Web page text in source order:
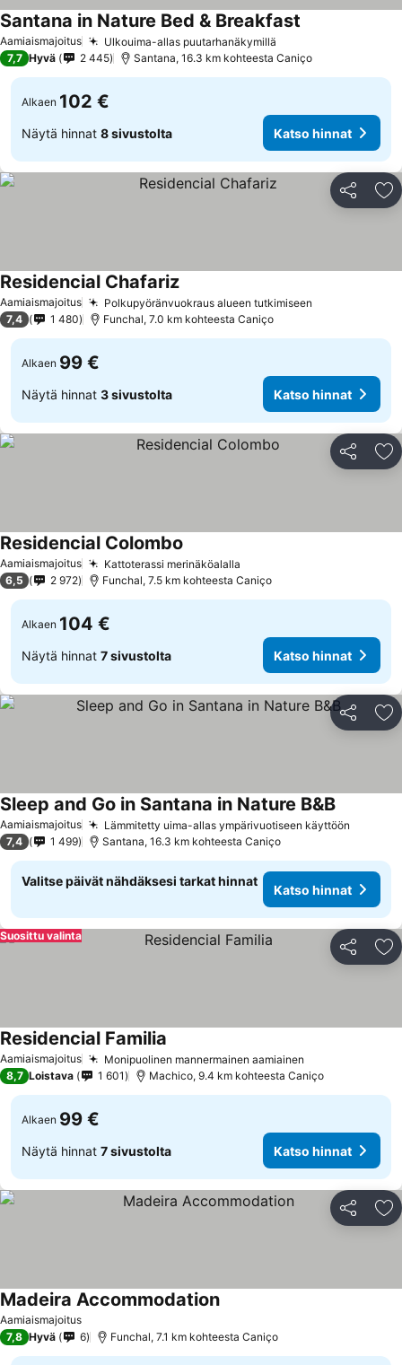
Aamiaismajoitus Ulkouima-allas puutarhanäkymillä
Santana in Nature Bed & Breakfast
7,7 Hyvä 2 445 Santana, 16.3 km kohteesta Caniço
Alkaen 102 €
Näytä hinnat 8 sivustolta Katso hinnat
Jaa
Aamiaismajoitus Polkupyöränvuokraus alueen tutkimiseen
Residencial Chafariz
7,4 1 480 Funchal, 7.0 km kohteesta Caniço
Alkaen 99 €
Näytä hinnat 3 sivustolta Katso hinnat
Jaa
Aamiaismajoitus Kattoterassi merinäköalalla
Residencial Colombo
6,5 2 972 Funchal, 7.5 km kohteesta Caniço
Alkaen 104 €
Näytä hinnat 7 sivustolta Katso hinnat
Jaa
Aamiaismajoitus Lämmitetty uima-allas ympärivuotiseen käyttöön
Sleep and Go in Santana in Nature B&B
7,4 1 499 Santana, 16.3 km kohteesta Caniço
Valitse päivät nähdäksesi tarkat hinnat
Katso hinnat
Jaa
Suosittu valinta
Aamiaismajoitus Monipuolinen mannermainen aamiainen
Residencial Familia
8,7 Loistava 1 601 Machico, 9.4 km kohteesta Caniço
Alkaen 99 €
Näytä hinnat 7 sivustolta Katso hinnat
Jaa
Aamiaismajoitus
Madeira Accommodation
7,8 Hyvä 6 Funchal, 7.1 km kohteesta Caniço